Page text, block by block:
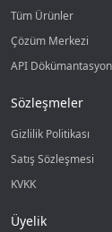
Tüm Ürünler
Çözüm Merkezi
API
Sözleşmeler
Gizlilik Politikası
Satış Sözleşmesi
KVKK
Üyelik